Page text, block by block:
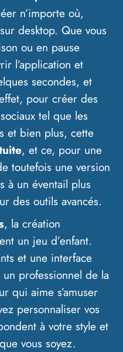
n’importe où,
desktop. Que vous
ou en pause
l’application et
secondes, et
pour créer des
tel que les
et bien plus, cette
, et ce, pour une
toutefois une version
à un éventail plus
des outils avancés.
, la création
un jeu d’enfant.
et une interface
professionnel de la
qui aime s’amuser
personnaliser vos
à votre style et
vous soyez.